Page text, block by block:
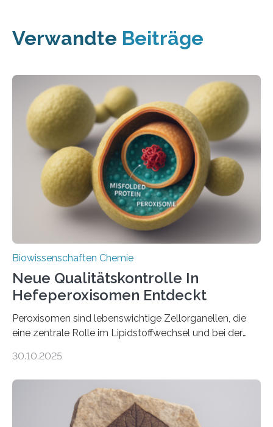
Verwandte Beiträge
Biowissenschaften Chemie
Neue Qualitätskontrolle In
Hefeperoxisomen Entdeckt
Peroxisomen sind lebenswichtige Zellorganellen, die
eine zentrale Rolle im Lipidstoffwechsel und bei der
erfüllen können, müssen zahlreiche Enzyme präzise in
der Ruhr-Universität Bochum um Prof. Dr. Ralf Erdmann
und Dr. Ismaila Francis Yusuf hat nun einen bislang
unbekannten Qualitätskontrollmechanismus des
30.10.2025